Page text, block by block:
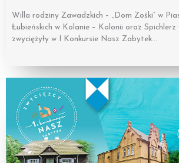
Willa rodziny Zawadzkich – „Dom Zośki” w
Łubieńskich w Kolanie – Kolonii oraz Spichlerz
zwyciężyły w I Konkursie Nasz Zabytek…